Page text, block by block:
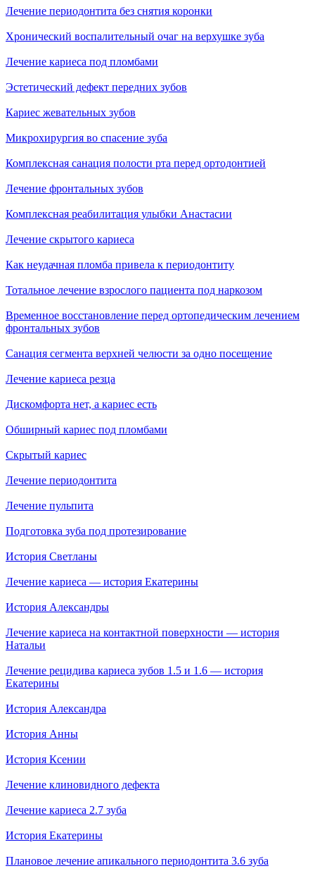
Лечение периодонтита без снятия коронки
Хронический воспалительный очаг на верхушке зуба
Лечение кариеса под пломбами
Эстетический дефект передних зубов
Кариес жевательных зубов
Микрохирургия во спасение зуба
Комплексная санация полости рта перед ортодонтией
Лечение фронтальных зубов
Комплексная реабилитация улыбки Анастасии
Лечение скрытого кариеса
Как неудачная пломба привела к периодонтиту
Тотальное лечение взрослого пациента под наркозом
Временное восстановление перед ортопедическим лечением
фронтальных зубов
Санация сегмента верхней челюсти за одно посещение
Лечение кариеса резца
Дискомфорта нет, а кариес есть
Обширный кариес под пломбами
Скрытый кариес
Лечение периодонтита
Лечение пульпита
Подготовка зуба под протезирование
История Светланы
Лечение кариеса — история Екатерины
История Александры
Лечение кариеса на контактной поверхности — история
Натальи
Лечение рецидива кариеса зубов 1.5 и 1.6 — история
Екатерины
История Александра
История Анны
История Ксении
Лечение клиновидного дефекта
Лечение кариеса 2.7 зуба
История Екатерины
Плановое лечение апикального периодонтита 3.6 зуба